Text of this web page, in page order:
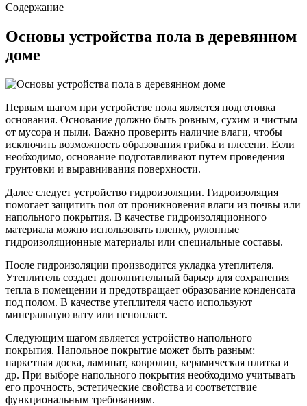
Содержание
Основы устройства пола в деревянном
доме
Первым шагом при устройстве пола является подготовка
основания. Основание должно быть ровным, сухим и чистым
от мусора и пыли. Важно проверить наличие влаги, чтобы
исключить возможность образования грибка и плесени. Если
необходимо, основание подготавливают путем проведения
грунтовки и выравнивания поверхности.
Далее следует устройство гидроизоляции. Гидроизоляция
помогает защитить пол от проникновения влаги из почвы или
напольного покрытия. В качестве гидроизоляционного
материала можно использовать пленку, рулонные
гидроизоляционные материалы или специальные составы.
После гидроизоляции производится укладка утеплителя.
Утеплитель создает дополнительный барьер для сохранения
тепла в помещении и предотвращает образование конденсата
под полом. В качестве утеплителя часто используют
минеральную вату или пенопласт.
Следующим шагом является устройство напольного
покрытия. Напольное покрытие может быть разным:
паркетная доска, ламинат, ковролин, керамическая плитка и
др. При выборе напольного покрытия необходимо учитывать
его прочность, эстетические свойства и соответствие
функциональным требованиям.